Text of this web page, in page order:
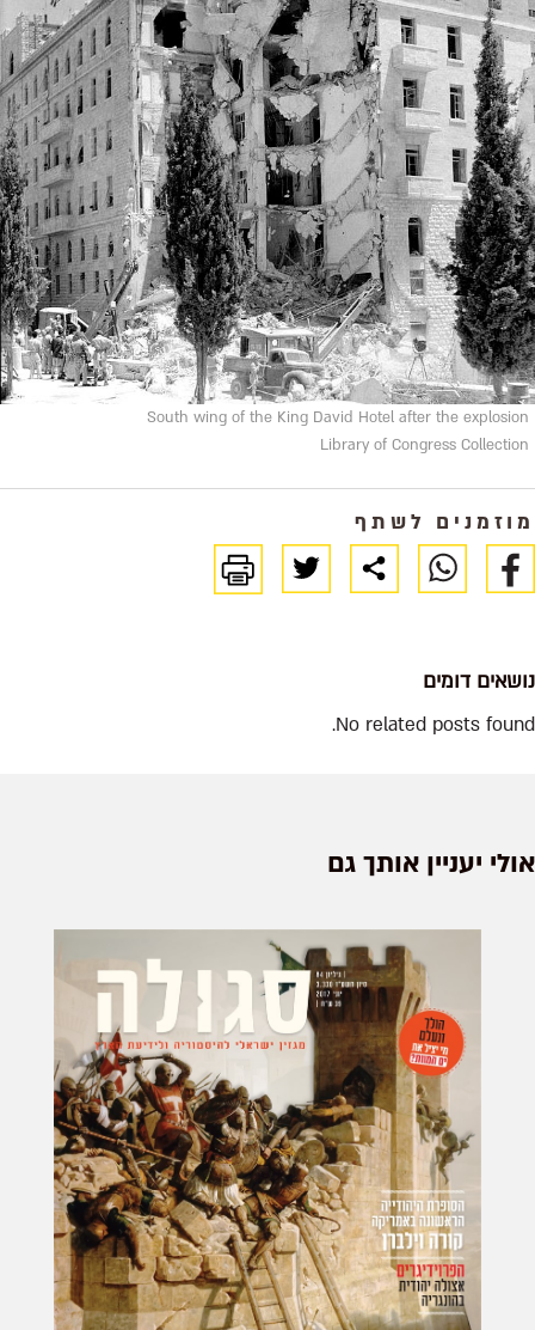
South wing of the King David Hotel after the explosion
Library of Congress Collection
מוזמנים לשתף
נושאים דומים
No related posts found.
אולי יעניין אותך גם